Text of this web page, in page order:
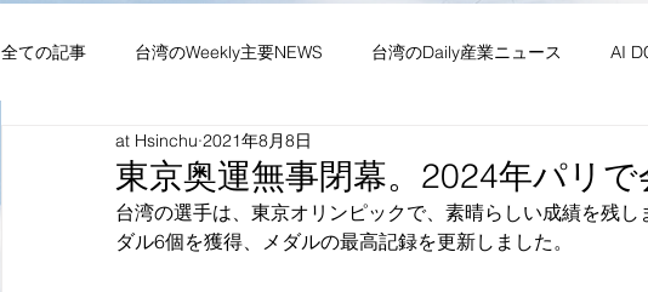
全ての記事 台湾のWeekly主要NEWS 台湾のDaily産業ニュース AI
AIoT・通信機器・ネットワーク
企業・組織 NEWS・社会文化・イベント等 竹竹苗縣市
東京奥運無事閉幕。2024年パリで
at Hsinchu 2021年8月8日
台湾の選手は、東京オリンピックで、素晴らしい成績を残
ダル6個を獲得、メダルの最高記録を更新しました。